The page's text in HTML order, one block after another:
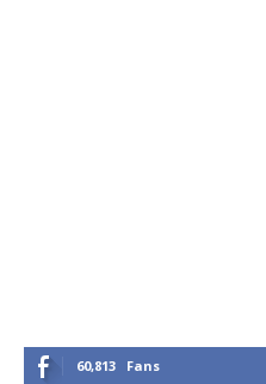
60,813 Fans